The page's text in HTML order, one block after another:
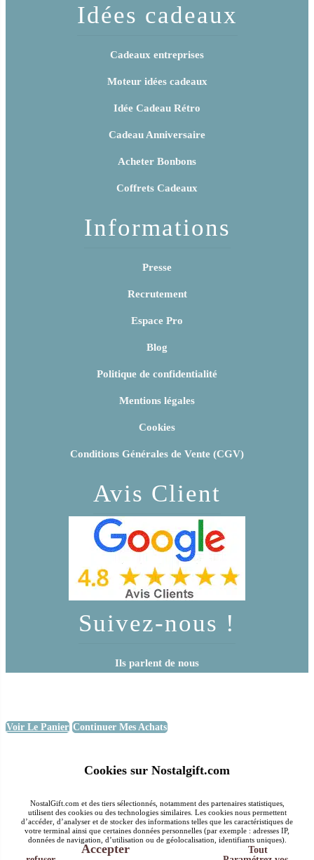
Idées cadeaux
Cadeaux entreprises
Moteur idées cadeaux
Idée Cadeau Rétro
Cadeau Anniversaire
Acheter Bonbons
Coffrets Cadeaux
Informations
Presse
Recrutement
Espace Pro
Blog
Politique de confidentialité
Mentions légales
Cookies
Conditions Générales de Vente (CGV)
Avis Client
Suivez-nous !
Ils parlent de nous
Voir Le Panier Continuer Mes Achats
Cookies sur Nostalgift.com
NostalGift.com et des tiers sélectionnés, notamment des partenaires statistiques,
utilisent des cookies ou des technologies similaires. Les cookies nous permettent
d’accéder, d’analyser et de stocker des informations telles que les caractéristiques de
votre terminal ainsi que certaines données personnelles (par exemple : adresses IP,
données de navigation, d’utilisation ou de géolocalisation, identifiants uniques).
Accepter
Tout